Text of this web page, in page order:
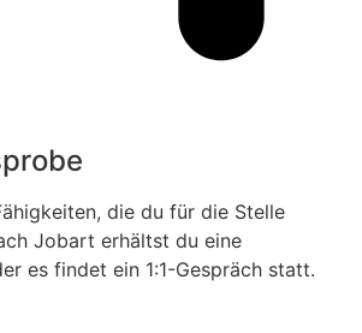
die du für die Stelle
Jobart erhältst du eine
es findet ein 1:1-Gespräch statt.